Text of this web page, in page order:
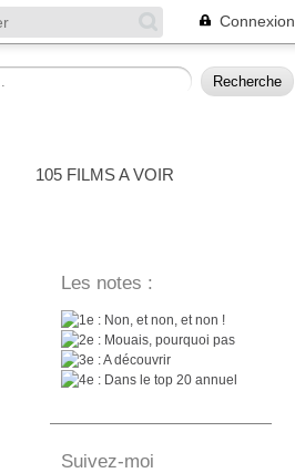
Connexion
105 FILMS A VOIR
Les notes :
: Non, et non, et non !
: Mouais, pourquoi pas
: A découvrir
: Dans le top 20 annuel
Suivez-moi